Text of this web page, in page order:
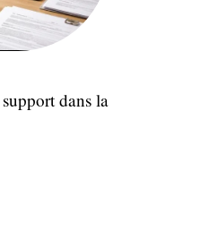
dans la